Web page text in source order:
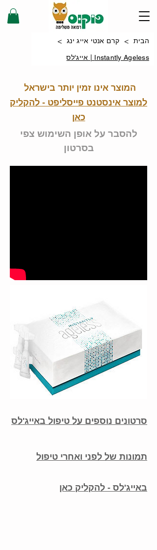
הבית > קרם אנטי אייג ינג >
Instantly Ageless | אייג'לס
המוצר אינו זמין יותר בישראל
למוצר אינסטנט פייסליפט - להקליק
כאן
להסבר על אופן השימוש צפי
בסרטון
סרטונים נוספים על טיפול באייג'לס
תמונות של לפני ואחרי טיפול
באייג'לס - להקליק כאן